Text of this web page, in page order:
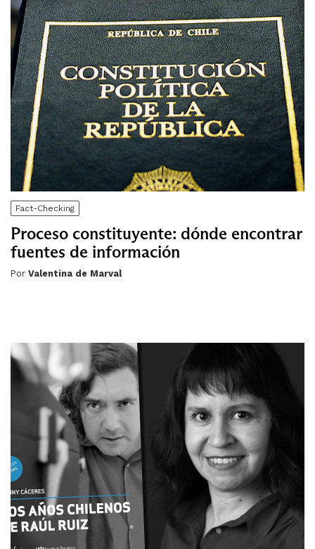
Fact-Checking
Proceso constituyente: dónde encontrar
fuentes de información
Por Valentina de Marval